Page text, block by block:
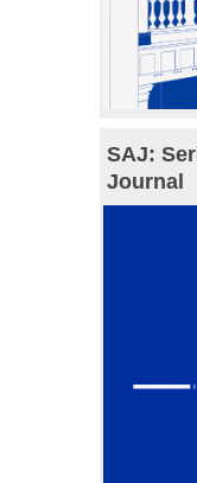
SAJ:
Journal